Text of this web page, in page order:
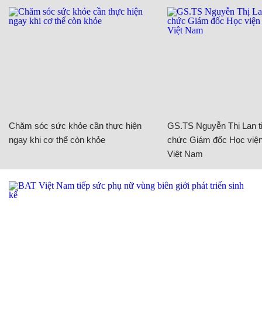
Chăm sóc sức khỏe cần thực hiện
ngay khi cơ thể còn khỏe
GS.TS Nguyễn Thị Lan
chức Giám đốc Học
Việt Nam